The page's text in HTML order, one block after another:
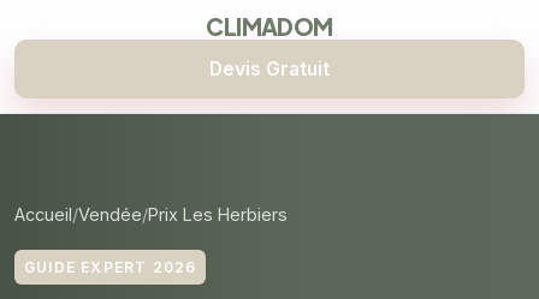
CLIMADOM
Devis Gratuit
Accueil Vendée Prix Les Herbiers
GUIDE EXPERT 2026